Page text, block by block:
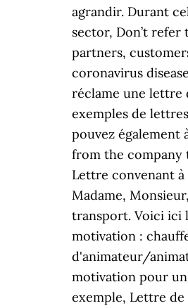
agrandir. Durant
sector, Don’t
partners,
coronavirus
réclame une lettre
exemples de
pouvez également
from the company
Lettre convenant à
Madame,
transport. Voici ici
motivation :
d'animateur/
motivation pour
exemple, Lettre